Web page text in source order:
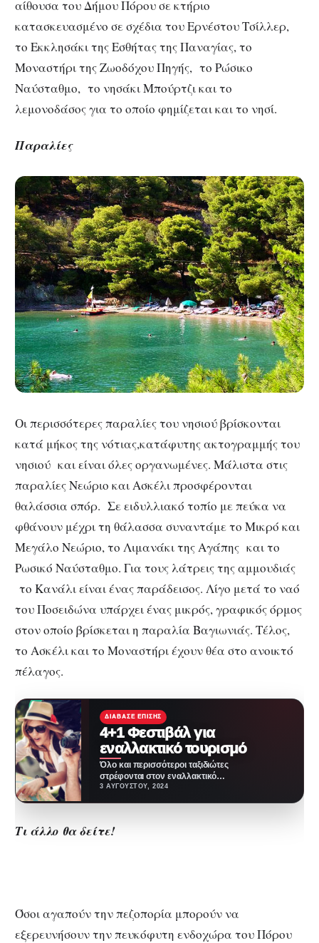
αίθουσα του Δήμου Πόρου σε κτήριο
κατασκευασμένο σε σχέδια του Ερνέστου Τσίλλερ,
το Εκκλησάκι της Εσθήτας της Παναγίας, το
Μοναστήρι της Ζωοδόχου Πηγής, το Ρώσικο
Ναύσταθμο, το νησάκι Μπούρτζι και το
λεμονοδάσος για το οποίο φημίζεται και το νησί.
Παραλίες
Οι περισσότερες παραλίες του νησιού βρίσκονται
κατά μήκος της νότιας,κατάφυτης ακτογραμμής του
νησιού και είναι όλες οργανωμένες. Μάλιστα στις
παραλίες Νεώριο και Ασκέλι προσφέρονται
θαλάσσια σπόρ. Σε ειδυλλιακό τοπίο με πεύκα να
φθάνουν μέχρι τη θάλασσα συναντάμε το Μικρό και
Μεγάλο Νεώριο, το Λιμανάκι της Αγάπης και το
Ρωσικό Ναύσταθμο. Για τους λάτρεις της αμμουδιάς
το Κανάλι είναι ένας παράδεισος. Λίγο μετά το ναό
του Ποσειδώνα υπάρχει ένας μικρός, γραφικός όρμος
στον οποίο βρίσκεται η παραλία Βαγιωνιάς. Τέλος,
το Ασκέλι και το Μοναστήρι έχουν θέα στο ανοικτό
πέλαγος.
ΔΙΆΒΑΣΕ ΕΠΊΣΗΣ
4+1 Φεστιβάλ για
εναλλακτικό τουρισμό
Όλο και περισσότεροι ταξιδιώτες
στρέφονται στον εναλλακτικό
τουρισμό και δικαίως. Πρόκειται
3 ΑΥΓΟΎΣΤΟΥ, 2024
Τι άλλο θα δείτε!
Όσοι αγαπούν την πεζοπορία μπορούν να
εξερευνήσουν την πευκόφυτη ενδοχώρα του Πόρου